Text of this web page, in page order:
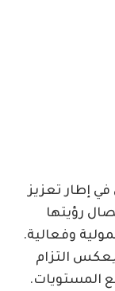
في إطار تعزيز
رؤيتها
وفعالية.
يعكس التزام
المستويات.